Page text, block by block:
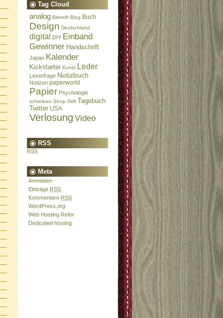
Tag Cloud
analog Bleistift Blog Buch
Design Deutschland
digital DIY Einband
Gewinner Handschrift
Japan Kalender
Kickstarter Kunst Leder
Leserfrage Notizbuch
Notizen paperworld
Papier Psychologie
schreiben Shop Stift Tagebuch
Twitter USA
Verlosung Video
RSS
RSS
Meta
Anmelden
Einträge RSS
Kommentare RSS
WordPress.org
Web Hosting Refer
Dedicated hosting